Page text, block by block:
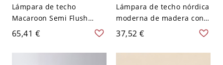
Lámpara de techo
Macaroon Semi Flush
Mount con 1 luz para
dormitorio - 110 A 120 V
Rosa
65,41 €
Lámpara de techo nórdica
moderna de madera con
forma geométrica y
pantalla de hierro semi
empotrada - Rosa 110 A
37,52 €